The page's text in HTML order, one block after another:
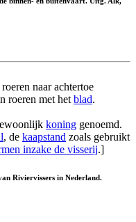
naar achtertoe
roeren met het blad.
koning genoemd.
, de kaapstand zoals gebruikt
inzake de visserij.]
Riviervissers in Nederland.